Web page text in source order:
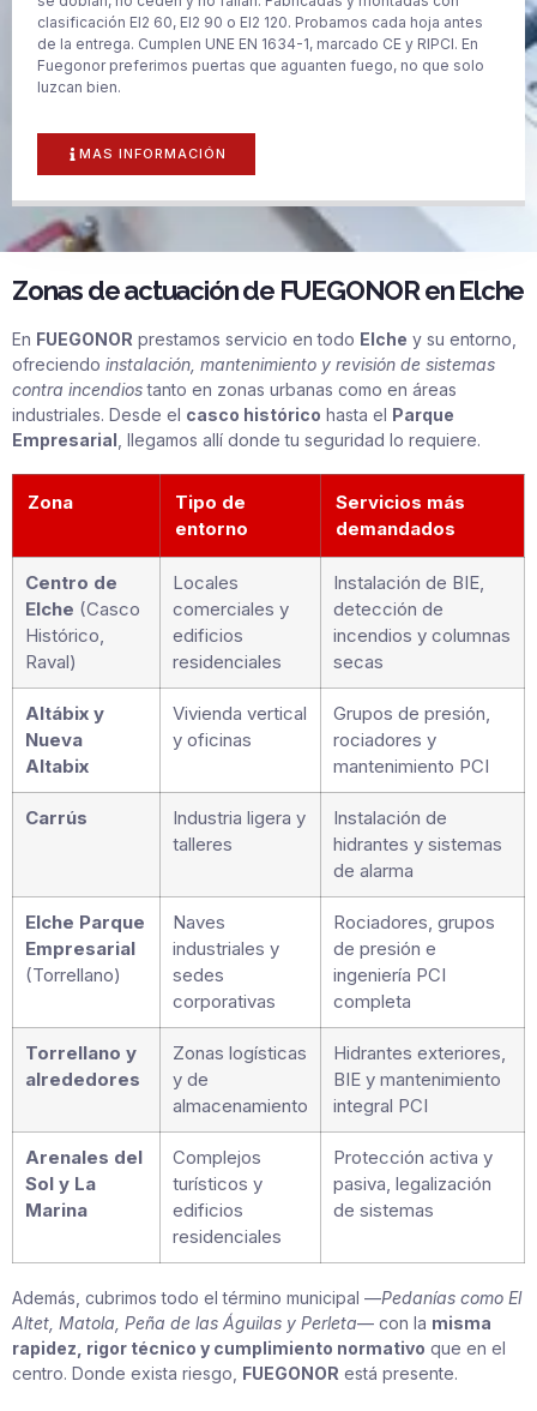
clasificación EI2 60, EI2 90 o EI2 120. Probamos cada hoja antes
de la entrega. Cumplen UNE EN 1634-1, marcado CE y RIPCI. En
Fuegonor preferimos puertas que aguanten fuego, no que solo
luzcan bien.
MAS INFORMACIÓN
Zonas de actuación de FUEGONOR en Elche
En FUEGONOR prestamos servicio en todo Elche y su entorno,
ofreciendo instalación, mantenimiento y revisión de sistemas
contra incendiostanto en zonas urbanas como en áreas
industriales. Desde el casco histórico hasta el Parque
Empresarial , llegamos allí donde tu seguridad lo requiere.
Zona
Tipo de
entorno
Servicios más
demandados
Centro de
Elche (Casco
Histórico,
Raval)
Locales
comerciales y
edificios
residenciales
Instalación de BIE,
detección de
incendios y columnas
secas
Altábix y
Nueva
Altabix
Vivienda vertical
y oficinas
Grupos de presión,
rociadores y
mantenimiento PCI
Carrús
Industria ligera y
talleres
Instalación de
hidrantes y sistemas
de alarma
Elche Parque
Empresarial
(Torrellano)
Naves
industriales y
sedes
corporativas
Rociadores, grupos
de presión e
ingeniería PCI
completa
Torrellano y
alrededores
Zonas logísticas
y de
almacenamiento
Hidrantes exteriores,
BIE y mantenimiento
integral PCI
Arenales del
Sol y La
Marina
Complejos
turísticos y
edificios
residenciales
Protección activa y
pasiva, legalización
de sistemas
Además, cubrimos todo el término municipal —Pedanías como El
Altet, Matola, Peña de las Águilas y Perleta— con la misma
rapidez, rigor técnico y cumplimiento normativo que en el
centro. Donde exista riesgo, FUEGONOR está presente.